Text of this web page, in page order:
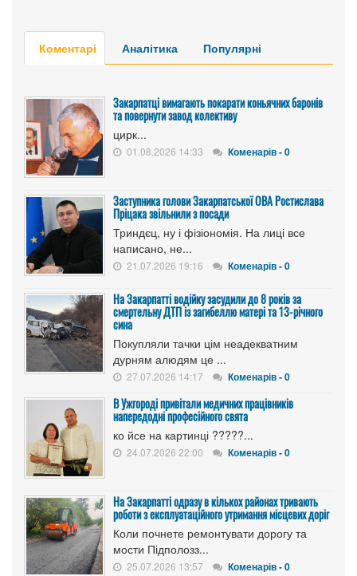
Коментарі Аналітика Популярні
Закарпатці вимагають покарати коньячних баронів
та повернути завод колективу
цирк...
01.08.2026 14:33 Коменарів - 0
Заступника голови Закарпатської ОВА Ростислава
Пріцака звільнили з посади
Триндєц, ну і фізіономія. На лиці все
написано, не...
21.07.2026 19:16 Коменарів - 0
На Закарпатті водійку засудили до 8 років за
смертельну ДТП із загибеллю матері та 13-річного
сина
Покупляли тачки цім неадекватним
дурням алюдям це ...
27.07.2026 14:17 Коменарів - 0
В Ужгороді привітали медичних працівників
напередодні професійного свята
ко йсе на картинці ?????...
24.07.2026 22:00 Коменарів - 0
На Закарпатті одразу в кількох районах тривають
роботи з експлуатаційного утримання місцевих доріг
Коли почнете ремонтувати дорогу та
мости Підполозз...
25.07.2026 13:57 Коменарів - 0